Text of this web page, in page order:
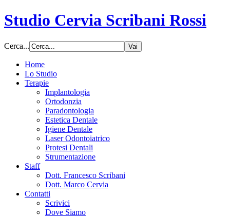
Studio Cervia Scribani Rossi
Cerca...
Home
Lo Studio
Terapie
Implantologia
Ortodonzia
Paradontologia
Estetica Dentale
Igiene Dentale
Laser Odontoiatrico
Protesi Dentali
Strumentazione
Staff
Dott. Francesco Scribani
Dott. Marco Cervia
Contatti
Scrivici
Dove Siamo